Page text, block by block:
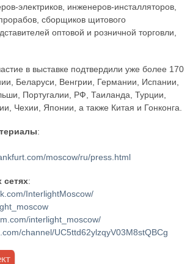
электриков, инженеров-инсталляторов,
сборщиков щитового
оптовой и розничной торговли,
в выставке подтвердили уже более 170
Беларуси, Венгрии, Германии, Испании,
Португалии, РФ, Таиланда, Турции,
Чехии, Японии, а также Китая и Гонконга.
:
moscow/ru/press.html
:
InterlightMoscow/
interlight_moscow/
channel/UC5ttd62ylzqyV03M8stQBCg